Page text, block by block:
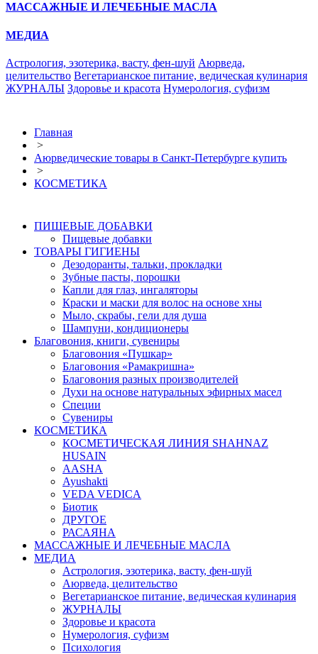
МАССАЖНЫЕ И ЛЕЧЕБНЫЕ МАСЛА
МЕДИА
Астрология, эзотерика, васту, фен-шуй Аюрведа,
целительство Вегетарианское питание, ведическая кулинария
ЖУРНАЛЫ Здоровье и красота Нумерология, суфизм
Главная
>
Аюрведические товары в Санкт-Петербурге купить
>
КОСМЕТИКА
ПИЩЕВЫЕ ДОБАВКИ
Пищевые добавки
ТОВАРЫ ГИГИЕНЫ
Дезодоранты, тальки, прокладки
Зубные пасты, порошки
Капли для глаз, ингаляторы
Краски и маски для волос на основе хны
Мыло, скрабы, гели для душа
Шампуни, кондиционеры
Благовония, книги, сувениры
Благовония «Пушкар»
Благовония «Рамакришна»
Благовония разных производителей
Духи на основе натуральных эфирных масел
Специи
Сувениры
КОСМЕТИКА
КОСМЕТИЧЕСКАЯ ЛИНИЯ SHAHNAZ
HUSAIN
AASHA
Ayushakti
VEDA VEDICA
Биотик
ДРУГОЕ
РАСАЯНА
МАССАЖНЫЕ И ЛЕЧЕБНЫЕ МАСЛА
МЕДИА
Астрология, эзотерика, васту, фен-шуй
Аюрведа, целительство
Вегетарианское питание, ведическая кулинария
ЖУРНАЛЫ
Здоровье и красота
Нумерология, суфизм
Психология